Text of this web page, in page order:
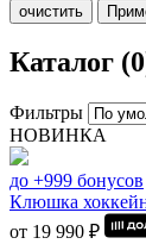
очистить
Каталог
Фильтры
НОВИНКА
до +999 бонусов
Клюшка
от 19 990 ₽